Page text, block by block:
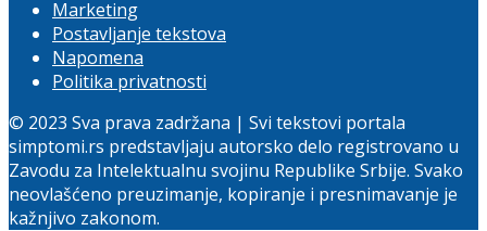
Marketing
Postavljanje tekstova
Napomena
Politika privatnosti
© 2023 Sva prava zadržana | Svi tekstovi portala
simptomi.rs predstavljaju autorsko delo registrovano u
Zavodu za Intelektualnu svojinu Republike Srbije. Svako
neovlašćeno preuzimanje, kopiranje i presnimavanje je
kažnjivo zakonom.